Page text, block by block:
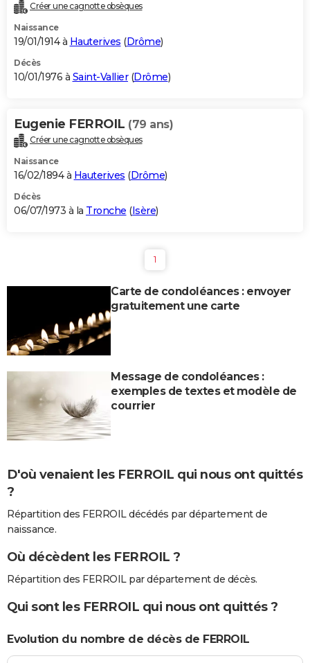
Créer une cagnotte obsèques
Naissance
19/01/1914 à Hauterives (Drôme)
Décès
10/01/1976 à Saint-Vallier(Drôme)
Eugenie FERROIL (79 ans)
Créer une cagnotte obsèques
Naissance
16/02/1894 à Hauterives (Drôme)
Décès
06/07/1973 à la Tronche (Isère)
1
Carte de condoléances : envoyer
gratuitement une carte
Message de condoléances :
exemples de textes et modèle de
courrier
D'où venaient les FERROIL qui nous ont quittés
?
Répartition des FERROIL décédés par département de
naissance.
Où décèdent les FERROIL ?
Répartition des FERROIL par département de décès.
Qui sont les FERROIL qui nous ont quittés ?
Evolution du nombre de décès de FERROIL